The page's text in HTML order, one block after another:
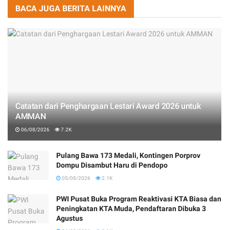
BACA JUGA BERITA LAINNYA
Catatan dari Penghargaan Lestari Award 2026 untuk
AMMAN
06/08/2026 7.2K
Pulang Bawa 173 Medali, Kontingen Porprov
Dompu Disambut Haru di Pendopo
05/08/2026 2.1K
PWI Pusat Buka Program Reaktivasi KTA Biasa dan
Peningkatan KTA Muda, Pendaftaran Dibuka 3
Agustus